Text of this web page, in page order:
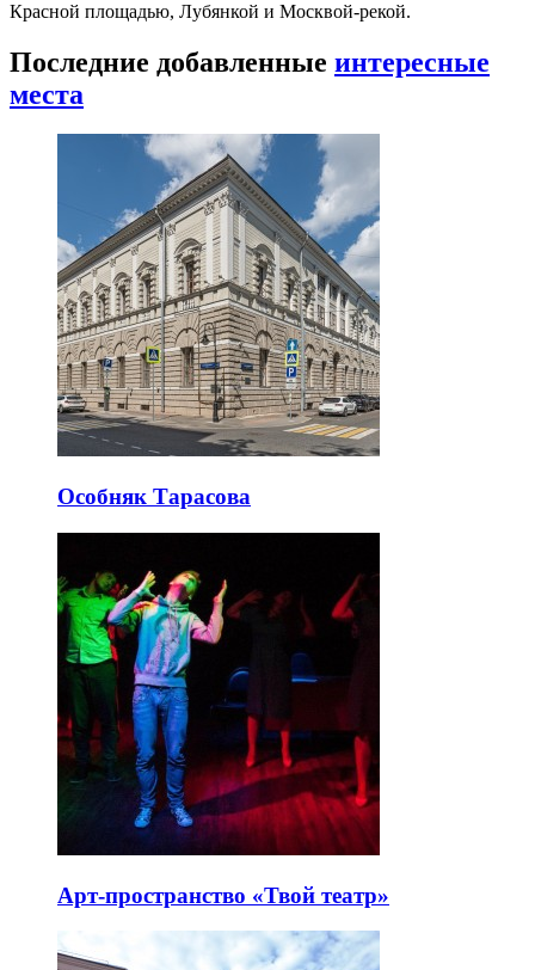
Красной площадью, Лубянкой и Москвой-рекой.
Последние добавленные интересные
места
Особняк Тарасова
Арт-пространство «Твой театр»